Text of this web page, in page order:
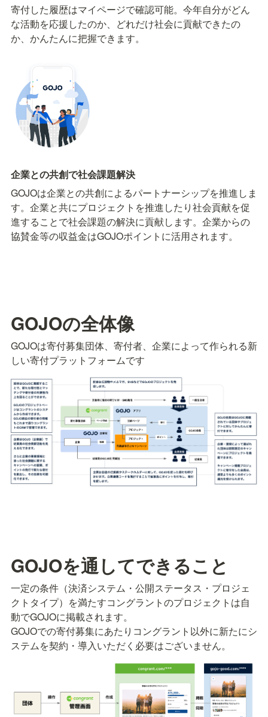
寄付した履歴はマイページで確認可能。今年自分がどん
な活動を応援したのか、どれだけ社会に貢献できたの
か、かんたんに把握できます。
企業との共創で社会課題解決
GOJOは企業との共創によるパートナーシップを推進しま
す。企業と共にプロジェクトを推進したり社会貢献を促
進することで社会課題の解決に貢献します。企業からの
協賛金等の収益金はGOJOポイントに活用されます。
GOJOの全体像
GOJOは寄付募集団体、寄付者、企業によって作られる新
しい寄付プラットフォームです
GOJOを通してできること
一定の条件（決済システム・公開ステータス・プロジェ
クトタイプ）を満たすコングラントのプロジェクトは自
動でGOJOに掲載されます。
GOJOでの寄付募集にあたりコングラント以外に新たにシ
ステムを契約・導入いただく必要はございません。